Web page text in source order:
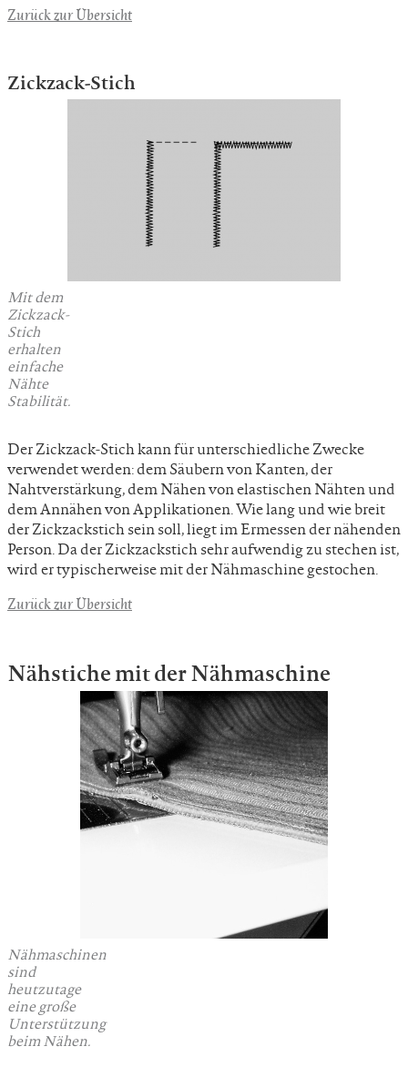
Zurück zur Übersicht
Zickzack-Stich
Mit dem
Zickzack-
Stich
erhalten
einfache
Nähte
Stabilität.
Der Zickzack-Stich kann für unterschiedliche Zwecke
verwendet werden: dem Säubern von Kanten, der
Nahtverstärkung, dem Nähen von elastischen Nähten und
dem Annähen von Applikationen. Wie lang und wie breit
der Zickzackstich sein soll, liegt im Ermessen der nähenden
Person. Da der Zickzackstich sehr aufwendig zu stechen ist,
wird er typischerweise mit der Nähmaschine gestochen.
Zurück zur Übersicht
Nähstiche mit der Nähmaschine
Nähmaschinen
sind
heutzutage
eine große
Unterstützung
beim Nähen.